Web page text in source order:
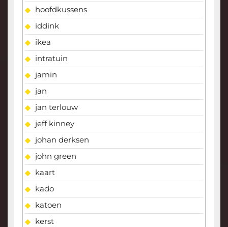
hoofdkussens
iddink
ikea
intratuin
jamin
jan
jan terlouw
jeff kinney
johan derksen
john green
kaart
kado
katoen
kerst